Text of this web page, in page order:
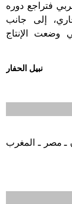
فتراجع دوره
إلى جانب
وضعت الإنتاج
نبيل الحفار
ـ مصر ـ المغرب